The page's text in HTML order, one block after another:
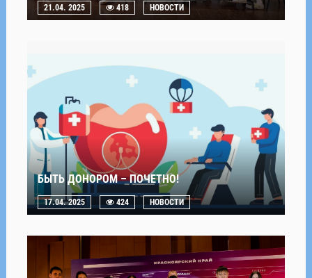
21.04. 2025 418 НОВОСТИ
БЫТЬ ДОНОРОМ – ПОЧЕТНО!
17.04. 2025 424 НОВОСТИ